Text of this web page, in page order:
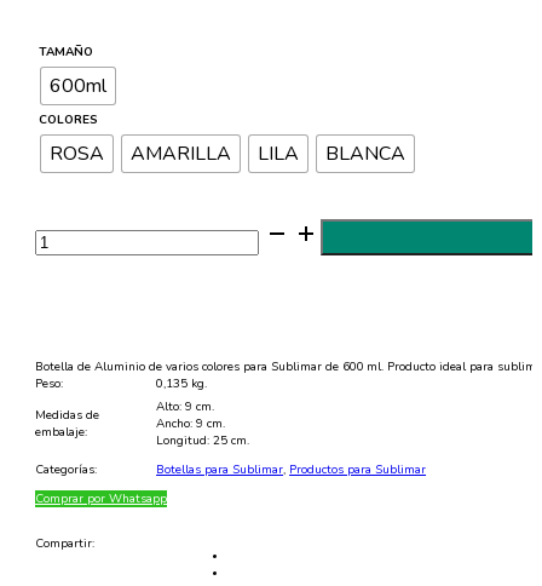
TAMAÑO
600ml
COLORES
ROSA AMARILLA LILA BLANCA
Botella
de
Aluminio
Botella de Aluminio de varios colores para Sublimar de 600 ml. Producto ideal para
Peso:
0,135 kg.
Medidas de
embalaje:
Alto: 9 cm.
Ancho: 9 cm.
Longitud: 25 cm.
Categorías:
Botellas para Sublimar, Productos para Sublimar
Comprar por Whatsapp
Compartir: